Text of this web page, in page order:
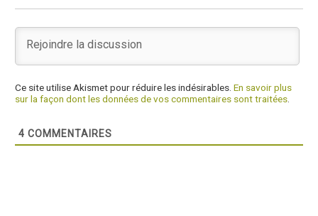
Ce site utilise Akismet pour réduire les indésirables. En savoir plus
sur la façon dont les données de vos commentaires sont traitées
4 COMMENTAIRES